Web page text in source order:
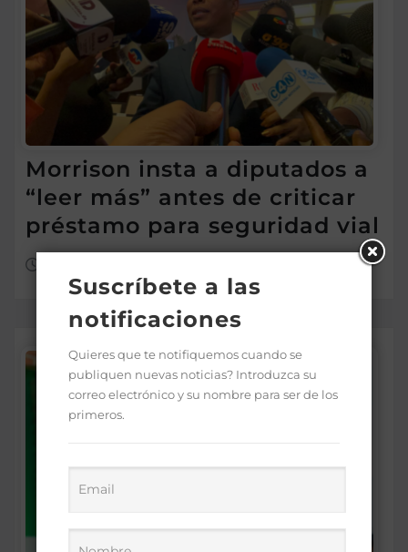
Morrison insta a diputados a
“leer más” antes de criticar
préstamo para seguridad vial
Suscríbete a las
notificaciones
Quieres que te notifiquemos cuando se
publiquen nuevas noticias? Introduzca su
correo electrónico y su nombre para ser de los
primeros.